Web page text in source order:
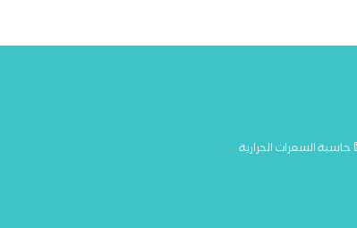
حاسبة السعرات الحرارية